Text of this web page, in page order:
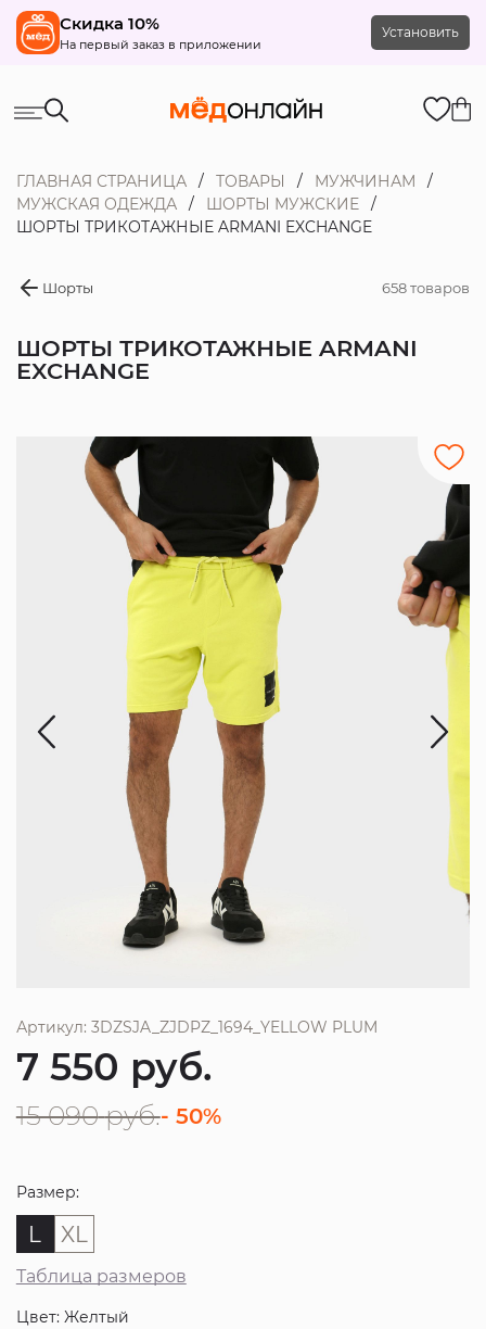
Скидка 10%
На первый заказ в приложении
Установить
ГЛАВНАЯ СТРАНИЦА ТОВАРЫ
МУЖЧИНАМ
МУЖСКАЯ ОДЕЖДА
ШОРТЫ МУЖСКИЕ
ШОРТЫ ТРИКОТАЖНЫЕ ARMANI EXCHANGE
Шорты 658 товаров
ШОРТЫ ТРИКОТАЖНЫЕ ARMANI
EXCHANGE
Артикул: 3DZSJA_ZJDPZ_1694_YELLOW PLUM
7 550 руб.
15 090 руб.- 50%
Размер:
L XL
Таблица размеров
Цвет: Желтый